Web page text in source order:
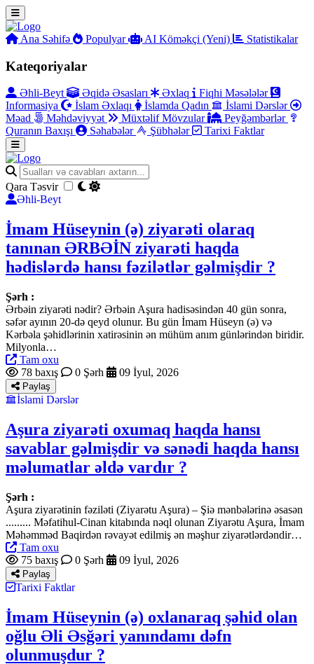
Ana Səhifə Populyar AI Köməkçi (Yeni) Statistikalar
Kateqoriyalar
Əhli-Beyt Əqidə Əsasları Əxlaq
Fiqhi Məsələlər
Informasiya
İslam Əxlaqı İslamda Qadın
İslami Dərslər
Məad
Məhdəviyyət Müxtəlif Mövzular
Peyğəmbərlər
Quranın Baxışı
Səhabələr Şübhələr Tarixi Faktlar
Qara Təsvir
Əhli-Beyt
İmam Hüseynin (ə) ziyarəti olaraq
tanınan ƏRBƏİN ziyarəti haqda
hədislərdə hansı fəzilətlər gəlmişdir ?
Şərh :
Ərbəin ziyarəti nədir? Ərbəin Aşura hadisəsindən 40 gün sonra,
səfər ayının 20-də qeyd olunur. Bu gün İmam Hüseyn (ə) və
Kərbəla şəhidlərinin xatirəsinin ən mühüm anım günlərindən biridir.
Milyonla…
Tam oxu
78 baxış
0 Şərh 09 İyul, 2026
Paylaş
İslami Dərslər
Aşura ziyarəti oxumaq haqda hansı
savablar gəlmişdir və sənədi haqda hansı
məlumatlar əldə vardır ?
Şərh :
Aşura ziyarətinin fəziləti (Ziyarətu Aşura) – Şiə mənbələrinə əsasən
......... Məfatihul-Cinan kitabında nəql olunan Ziyarətu Aşura, İmam
Məhəmməd Baqirdən rəvayət edilmiş ən məşhur ziyarətlərdəndir…
Tam oxu
75 baxış
0 Şərh 09 İyul, 2026
Paylaş
Tarixi Faktlar
İmam Hüseynin (ə) oxlanaraq şəhid olan
oğlu Əli Əsğəri yanındamı dəfn
olunmuşdur ?